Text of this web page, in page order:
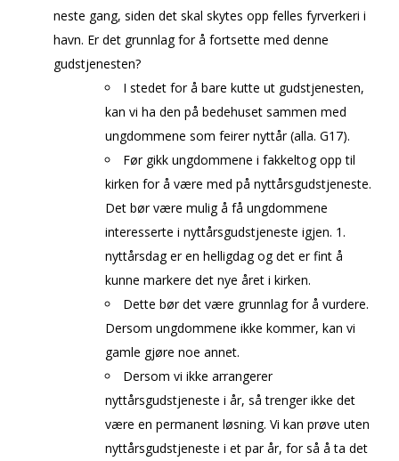
neste gang, siden det skal skytes opp felles fyrverkeri i
havn. Er det grunnlag for å fortsette med denne
gudstjenesten?
I stedet for å bare kutte ut gudstjenesten,
kan vi ha den på bedehuset sammen med
ungdommene som feirer nyttår (alla. G17).
Før gikk ungdommene i fakkeltog opp til
kirken for å være med på nyttårsgudstjeneste.
Det bør være mulig å få ungdommene
interesserte i nyttårsgudstjeneste igjen. 1.
nyttårsdag er en helligdag og det er fint å
kunne markere det nye året i kirken.
Dette bør det være grunnlag for å vurdere.
Dersom ungdommene ikke kommer, kan vi
gamle gjøre noe annet.
Dersom vi ikke arrangerer
nyttårsgudstjeneste i år, så trenger ikke det
være en permanent løsning. Vi kan prøve uten
nyttårsgudstjeneste i et par år, for så å ta det